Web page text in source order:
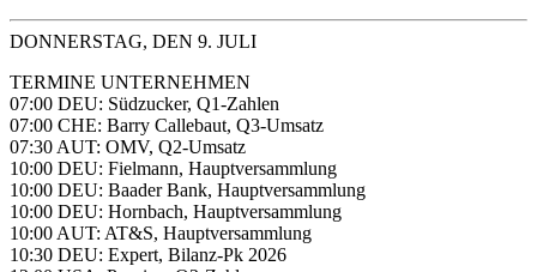
DONNERSTAG, DEN 9. JULI
TERMINE UNTERNEHMEN
07:00 DEU: Südzucker, Q1-Zahlen
07:00 CHE: Barry Callebaut, Q3-Umsatz
07:30 AUT: OMV, Q2-Umsatz
10:00 DEU: Fielmann, Hauptversammlung
10:00 DEU: Baader Bank, Hauptversammlung
10:00 DEU: Hornbach, Hauptversammlung
10:00 AUT: AT&S, Hauptversammlung
10:30 DEU: Expert, Bilanz-Pk 2026